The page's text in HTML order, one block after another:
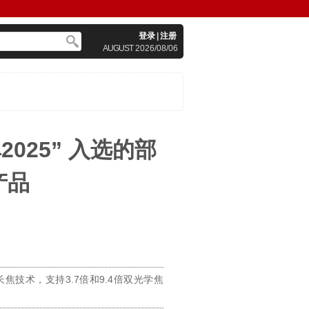
登录 注册
AUGUST2026/08/06
入选的部
品
焦技术，支持3.7倍和9.4倍双光学焦